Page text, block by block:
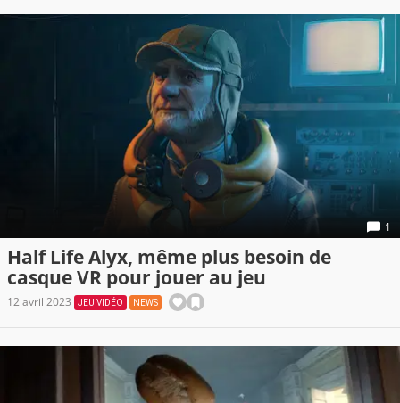
1
Half Life Alyx, même plus besoin de
casque VR pour jouer au jeu
12 avril 2023 JEU VIDÉO NEWS